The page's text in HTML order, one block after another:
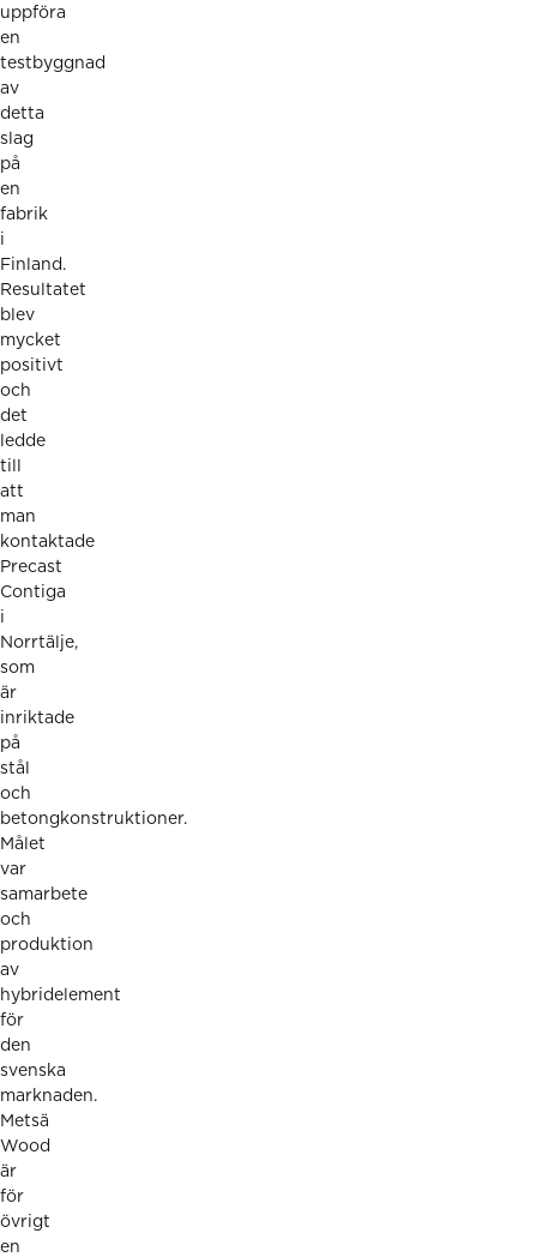
uppföra
en
testbyggnad
av
detta
slag
på
en
fabrik
i
Finland.
Resultatet
blev
mycket
positivt
och
det
ledde
till
att
man
kontaktade
Precast
Contiga
i
Norrtälje,
som
är
inriktade
på
stål
och
betongkonstruktioner.
Målet
var
samarbete
och
produktion
av
hybridelement
för
den
svenska
marknaden.
Metsä
Wood
är
för
övrigt
en